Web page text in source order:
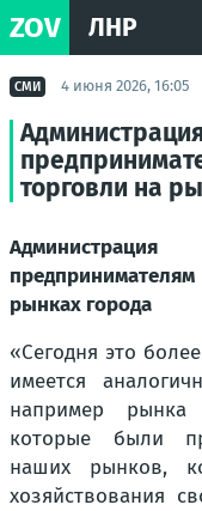
ZOV ЛНР
СМИ 4 июня 2026, 16:05
торговли на
рынках города
«Сегодня это
имеется
например
которые были
наших рынков,
хозяйствования